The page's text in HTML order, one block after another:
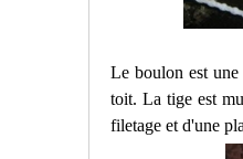
Le boulon est
toit. La tige est
filetage et d'une